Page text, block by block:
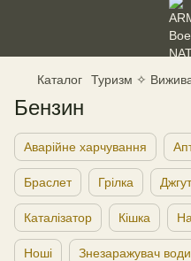
Каталог Туризм ✧
Бензин
Аварійне харчування
Браслет Грілка
Каталізатор Кішка
Ноші Знезаражувач води